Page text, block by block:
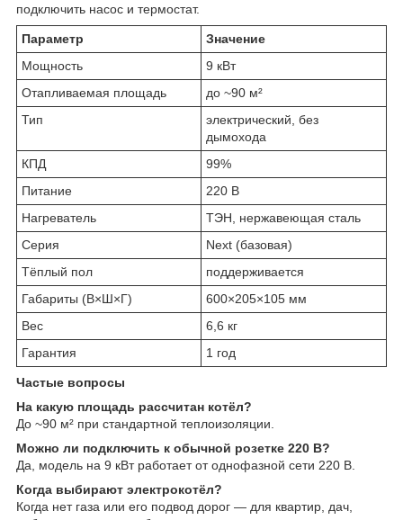
подключить насос и термостат.
Параметр
Значение
Мощность
9 кВт
Отапливаемая площадь
до ~90 м²
Тип
электрический, без
дымохода
КПД
99%
Питание
220 В
Нагреватель
ТЭН, нержавеющая сталь
Серия
Next (базовая)
Тёплый пол
поддерживается
Габариты (В×Ш×Г)
600×205×105 мм
Вес
6,6 кг
Гарантия
1 год
Частые вопросы
На какую площадь рассчитан котёл?
До ~90 м² при стандартной теплоизоляции.
Можно ли подключить к обычной розетке 220 В?
Да, модель на 9 кВт работает от однофазной сети 220 В.
Когда выбирают электрокотёл?
Когда нет газа или его подвод дорог — для квартир, дач,